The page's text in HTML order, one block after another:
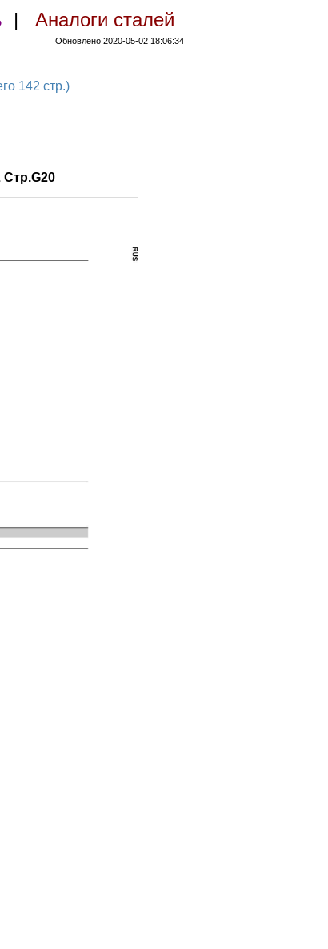
| Аналоги сталей
Обновлено 2020-05-02 18:06:34
142 стр.)
Стр.G20